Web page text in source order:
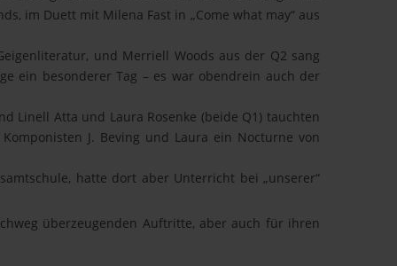
im Duett mit Milena Fast in „Come what may“ aus
und Merriell Woods aus der Q2 sang
ein besonderer Tag – es war obendrein auch der
Linell Atta und Laura Rosenke (beide Q1) tauchten
J. Beving und Laura ein Nocturne von
hatte dort aber Unterricht bei „unserer“
überzeugenden Auftritte, aber auch für ihren